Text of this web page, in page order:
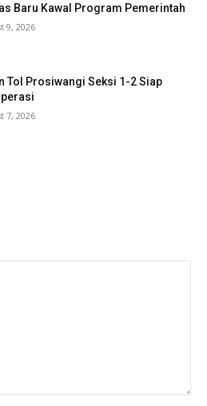
Baru Kawal Program Pemerintah
9, 2026
Tol Prosiwangi Seksi 1-2 Siap
7, 2026